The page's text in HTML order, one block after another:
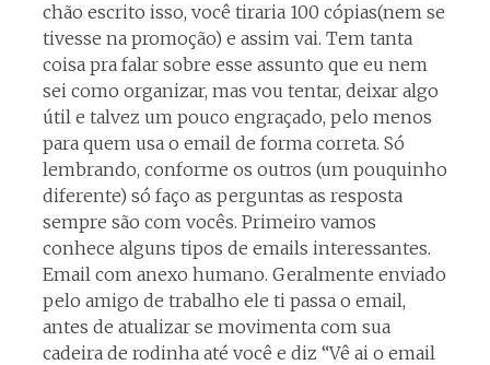
chão escrito isso, você tiraria 100 cópias(nem se
tivesse na promoção) e assim vai. Tem tanta
coisa pra falar sobre esse assunto que eu nem
sei como organizar, mas vou tentar, deixar algo
útil e talvez um pouco engraçado, pelo menos
para quem usa o email de forma correta. Só
lembrando, conforme os outros (um pouquinho
diferente) só faço as perguntas as resposta
sempre são com vocês. Primeiro vamos
conhece alguns tipos de emails interessantes.
Email com anexo humano. Geralmente enviado
pelo amigo de trabalho ele ti passa o email,
antes de atualizar se movimenta com sua
cadeira de rodinha até você e diz “Vê ai o email